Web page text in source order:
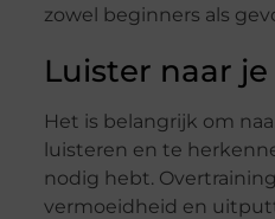
zowel beginners als
Luister naar
Het is belangrijk om
luisteren en te
nodig hebt.
vermoeidheid en